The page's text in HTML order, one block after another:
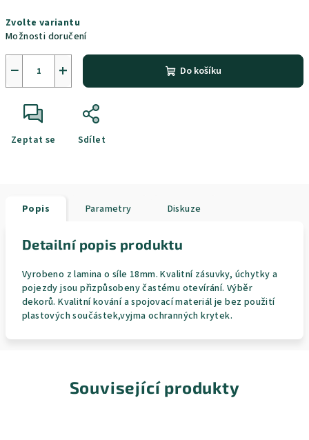
cena:
Zvolte variantu
Možnosti doručení
+
− Do košíku
Zeptat se Sdílet
Popis Parametry Diskuze
Detailní popis produktu
Vyrobeno z lamina o síle 18mm. Kvalitní zásuvky, úchytky a
pojezdy jsou přizpůsobeny častému otevírání. Výběr
dekorů. Kvalitní kování a spojovací materiál je bez použití
plastových součástek,vyjma ochranných krytek.
Související produkty